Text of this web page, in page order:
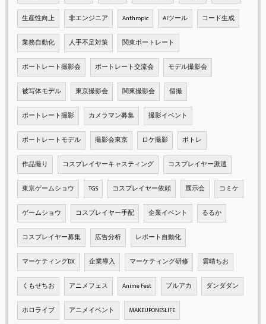
生産性向上 非エンジニア Anthropic AIツール コード生成
業務自動化 人手不足対策 関東ポートレート
ポートレート撮影会 ポートレート交流会 モデル撮影会
被写体モデル 東京撮影会 関東撮影会 個撮
ポートレート撮影 カメラマン募集 撮影イベント
ポートレートモデル 撮影会東京 ロケ撮影 ポトレ
作品撮り コスプレイヤーキャスティング コスプレイヤー派遣
東京ゲームショウ TGS コスプレイヤー依頼 展示会 コミケ
ゲームショウ コスプレイヤー手配 企業イベント るるか
コスプレイヤー募集 広告分析 レポート自動化
マーケティングDX 企業導入 マーケティング研修 雲晴ちお
くもせちお アニメフェス Anime Fest ブルアカ ダンダダン
ホロライブ アニメイベント MAKEUPONESLIFE